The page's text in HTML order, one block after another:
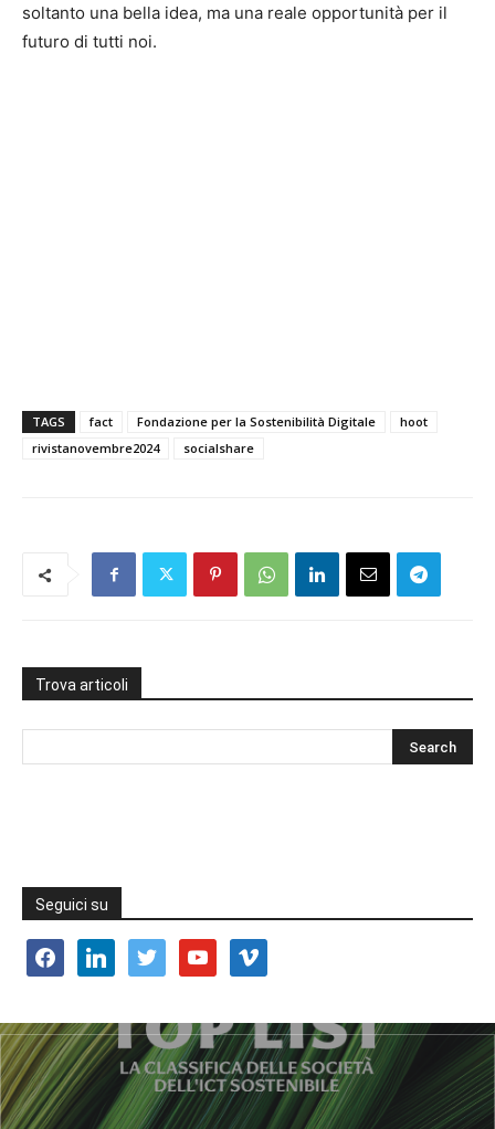
soltanto una bella idea, ma una reale opportunità per il
futuro di tutti noi.
TAGS fact Fondazione per la Sostenibilità Digitale
hoot
rivistanovembre2024
socialshare
Trova articoli
Seguici su
facebooklinkedin twitter youtube vimeo